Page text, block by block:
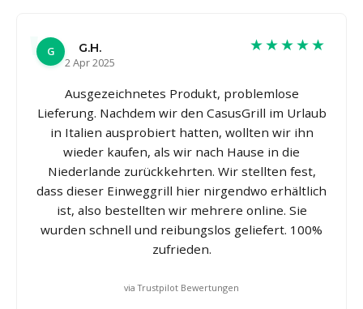
G
G.H.
2 Apr 2025
★★★★★
Ausgezeichnetes Produkt, problemlose
Lieferung. Nachdem wir den CasusGrill im Urlaub
in Italien ausprobiert hatten, wollten wir ihn
wieder kaufen, als wir nach Hause in die
Niederlande zurückkehrten. Wir stellten fest,
dass dieser Einweggrill hier nirgendwo erhältlich
ist, also bestellten wir mehrere online. Sie
wurden schnell und reibungslos geliefert. 100%
zufrieden.
via Trustpilot Bewertungen